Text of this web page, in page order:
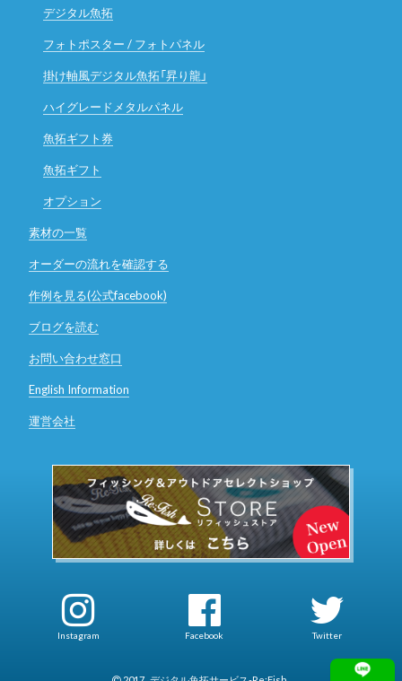
デジタル魚拓
フォトポスター / フォトパネル
掛け軸風デジタル魚拓「昇り龍」
ハイグレードメタルパネル
魚拓ギフト券
魚拓ギフト
オプション
素材の一覧
オーダーの流れを確認する
作例を見る(公式facebook)
ブログを読む
お問い合わせ窓口
English Information
運営会社
Instagram Facebook Twitter